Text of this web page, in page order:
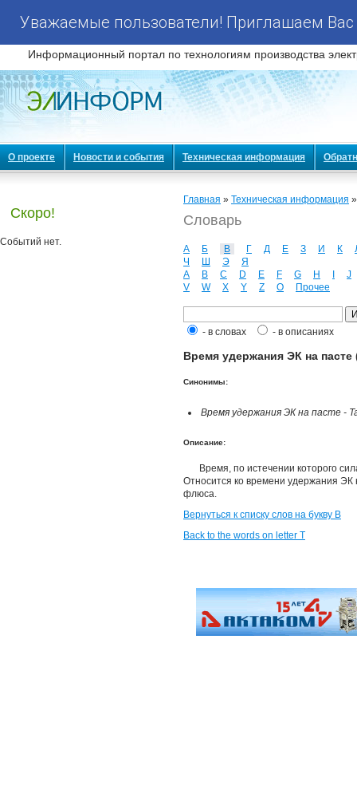
Уважаемые пользователи! Приглашаем
Информационный портал по технологиям производства
О проекте Новости и события Техническая информация
Скоро!
Событий нет.
Главная » Техническая информация
Словарь
А Б В Г Д Е З И К
Ч
Ш Э
Я
A
B C D E F G H
J
V
W X Y Z О Прочее
- в словах - в описаниях
Время удержания ЭК на пасте
Синонимы:
Время удержания ЭК на пасте -
Описание:
Время, по истечении которого
Относится ко времени удержания ЭК
флюса.
Вернуться к списку слов на букву В
Back to the words on letter T